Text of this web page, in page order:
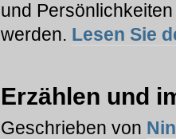
und
werden. Lesen Sie
Erzählen und
Geschrieben von